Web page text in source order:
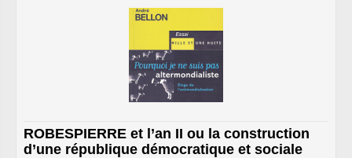
ROBESPIERRE et l’an II ou la construction
d’une république démocratique et sociale